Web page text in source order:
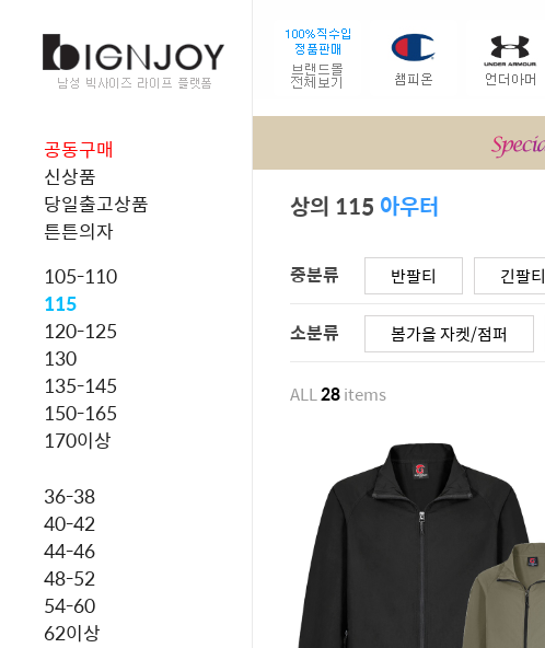
공동구매
신상품
당일출고상품
튼튼의자
105-110
115
120-125
130
135-145
150-165
170이상
36-38
40-42
44-46
48-52
54-60
62이상
상의 115 아우터
중분류 반팔티 긴팔티
소분류 봄가을 자켓/점퍼
ALL28items